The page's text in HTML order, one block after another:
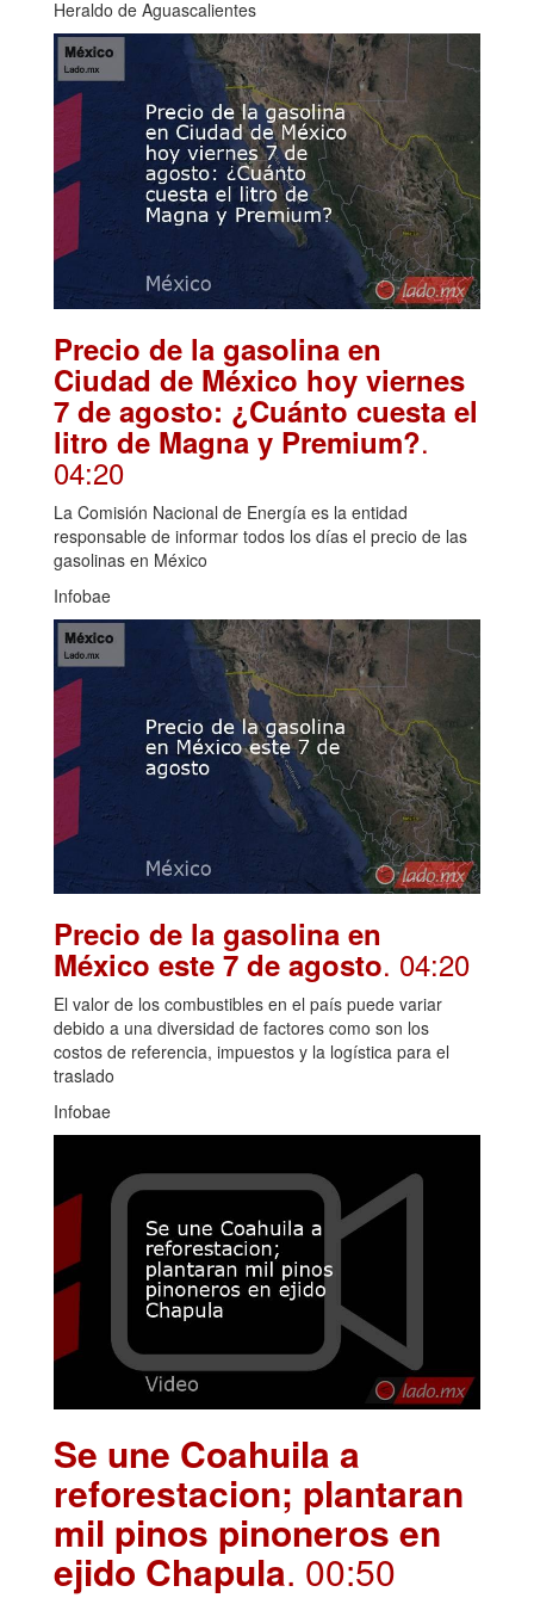
Heraldo de Aguascalientes
Precio de la gasolina en
Ciudad de México hoy viernes
7 de agosto: ¿Cuánto cuesta el
litro de Magna y Premium?.
04:20
La Comisión Nacional de Energía es la entidad
responsable de informar todos los días el precio de las
gasolinas en México
Infobae
Precio de la gasolina en
México este 7 de agosto. 04:20
El valor de los combustibles en el país puede variar
debido a una diversidad de factores como son los
costos de referencia, impuestos y la logística para el
traslado
Infobae
Se une Coahuila a
reforestacion; plantaran
mil pinos pinoneros en
ejido Chapula. 00:50